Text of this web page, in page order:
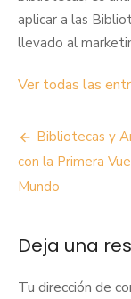
aplicar a las
llevado al
Ver todas las
de
entradas
Bibliotecas y
con la Primera
Mundo
Deja una
Tu dirección de